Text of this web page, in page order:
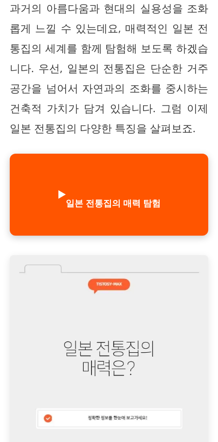
과거의 아름다움과 현대의 실용성을 조화
롭게 느낄 수 있는데요, 매력적인 일본 전
통집의 세계를 함께 탐험해 보도록 하겠습
니다. 우선, 일본의 전통집은 단순한 거주
공간을 넘어서 자연과의 조화를 중시하는
건축적 가치가 담겨 있습니다. 그럼 이제
일본 전통집의 다양한 특징을 살펴보죠.
▶️
일본 전통집의 매력 탐험